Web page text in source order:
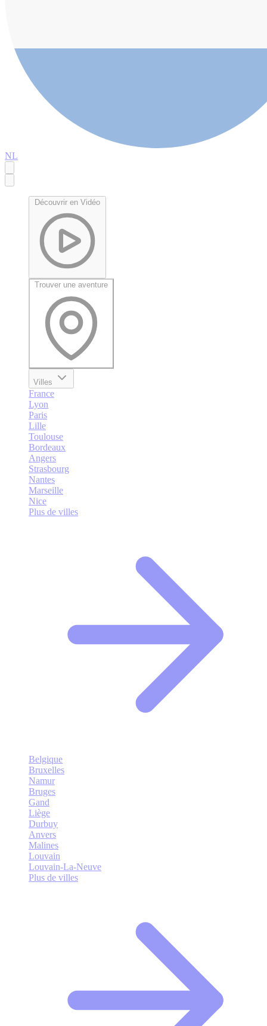
NL
Découvrir en Vidéo
Trouver une aventure
Villes
France
Lyon
Paris
Lille
Toulouse
Bordeaux
Angers
Strasbourg
Nantes
Marseille
Nice
Plus de villes
Belgique
Bruxelles
Namur
Bruges
Gand
Liège
Durbuy
Anvers
Malines
Louvain
Louvain-La-Neuve
Plus de villes